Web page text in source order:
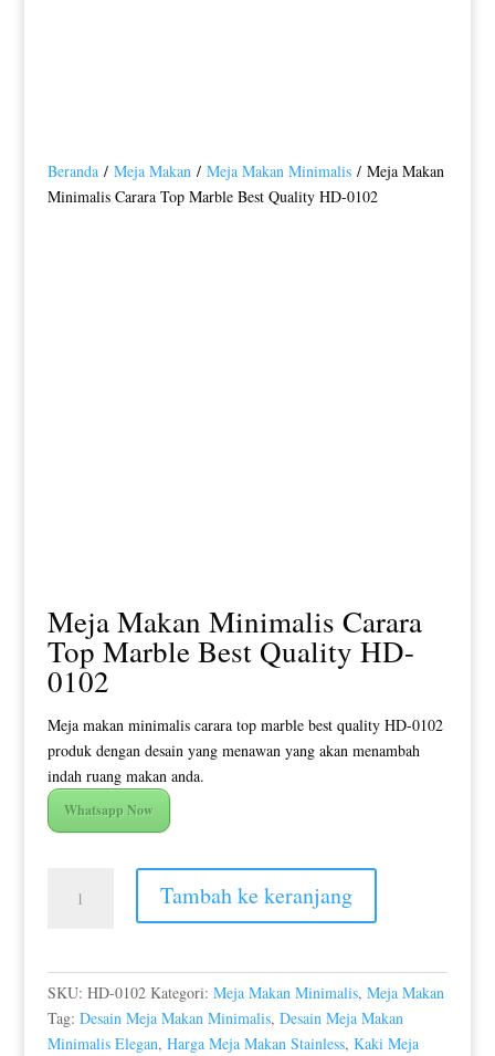
Beranda/ Meja Makan/ Meja Makan Minimalis/ Meja Makan
Minimalis Carara Top Marble Best Quality HD-0102
Meja Makan Minimalis Carara
Top Marble Best Quality HD-
0102
Meja makan minimalis carara top marble best quality HD-0102
produk dengan desain yang menawan yang akan menambah
indah ruang makan anda.
Whatsapp Now
Marble
Tambah ke keranjang
SKU: HD-0102 Kategori: Meja Makan Minimalis, Meja Makan
Tag: Desain Meja Makan Minimalis, Desain Meja Makan
Minimalis Elegan, Harga Meja Makan Stainless, Kaki Meja